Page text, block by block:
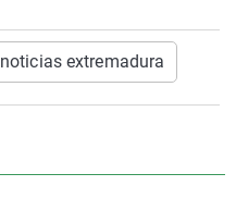
noticias extremadura